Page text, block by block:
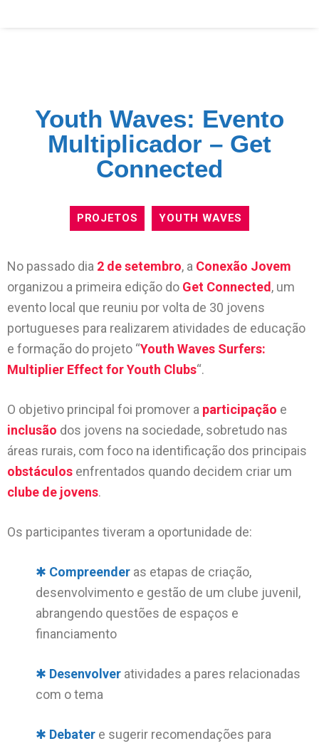
Youth Waves: Evento
Multiplicador – Get
Connected
PROJETOS YOUTH WAVES
No passado dia 2 de setembro, a Conexão Jovem
organizou a primeira edição do Get Connected , um
evento local que reuniu por volta de 30 jovens
portugueses para realizarem atividades de educação
e formação do projeto “Youth Waves Surfers:
Multiplier Effect for Youth Clubs“.
O objetivo principal foi promover a participação e
inclusão dos jovens na sociedade, sobretudo nas
áreas rurais, com foco na identificação dos principais
obstáculos enfrentados quando decidem criar um
clube de jovens.
Os participantes tiveram a oportunidade de:
✱ Compreender as etapas de criação,
desenvolvimento e gestão de um clube juvenil,
abrangendo questões de espaços e
financiamento
✱ Desenvolver atividades a pares relacionadas
com o tema
✱ Debater e sugerir recomendações para